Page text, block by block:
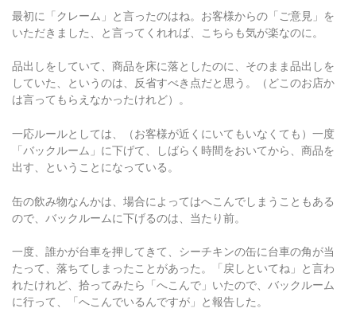
最初に「クレーム」と言ったのはね。お客様からの「ご意見」を
いただきました、と言ってくれれば、こちらも気が楽なのに。
品出しをしていて、商品を床に落としたのに、そのまま品出しを
していた、というのは、反省すべき点だと思う。（どこのお店か
は言ってもらえなかったけれど）。
一応ルールとしては、（お客様が近くにいてもいなくても）一度
「バックルーム」に下げて、しばらく時間をおいてから、商品を
出す、ということになっている。
缶の飲み物なんかは、場合によってはへこんでしまうこともある
ので、バックルームに下げるのは、当たり前。
一度、誰かが台車を押してきて、シーチキンの缶に台車の角が当
たって、落ちてしまったことがあった。「戻しといてね」と言わ
れたけれど、拾ってみたら「へこんで」いたので、バックルーム
に行って、「へこんでいるんですが」と報告した。